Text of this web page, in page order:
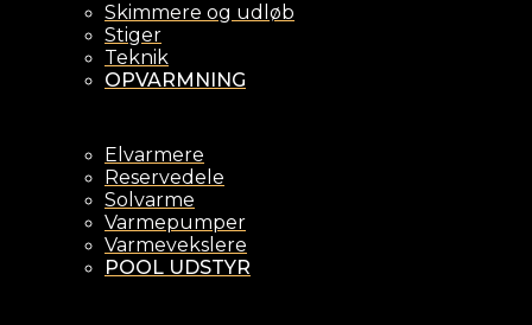
Skimmere og udløb
Stiger
Teknik
OPVARMNING
Elvarmere
Reservedele
Solvarme
Varmepumper
Varmevekslere
POOL UDSTYR